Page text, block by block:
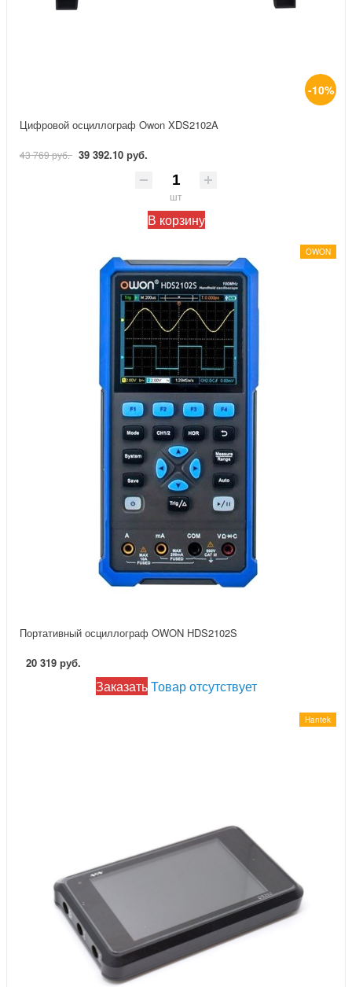
-10%
Цифровой осциллограф Owon XDS2102A
43 769 руб. 39 392.10 руб.
шт
В корзину
OWON
Портативный осциллограф OWON HDS2102S
20 319 руб.
ЗаказатьТовар отсутствует
Hantek